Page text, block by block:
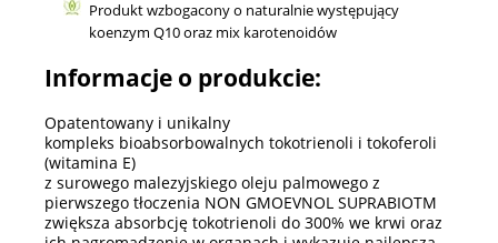
Produkt wzbogacony o naturalnie występujący
koenzym Q10 oraz mix karotenoidów
Informacje o produkcie:
Opatentowany i unikalny
kompleks bioabsorbowalnych tokotrienoli i tokoferoli
(witamina E)
z surowego malezyjskiego oleju palmowego z
pierwszego tłoczenia NON GMOEVNOL SUPRABIOTM
zwiększa absorbcję tokotrienoli do 300% we krwi oraz